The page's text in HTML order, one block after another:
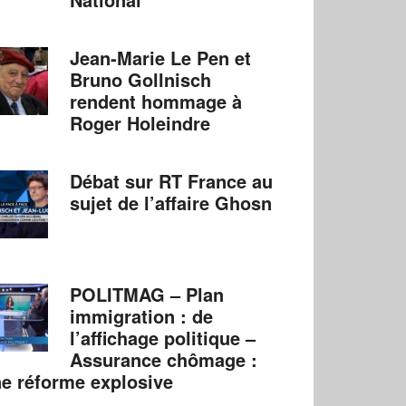
Jean-Marie Le Pen et
Bruno Gollnisch
rendent hommage à
Roger Holeindre
Débat sur RT France au
sujet de l’affaire Ghosn
POLITMAG – Plan
immigration : de
l’affichage politique –
Assurance chômage :
réforme explosive